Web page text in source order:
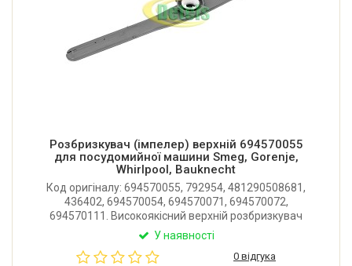
Розбризкувач (імпелер) верхній 694570055
для посудомийної машини Smeg, Gorenje,
Whirlpool, Bauknecht
Код оригіналу: 694570055, 792954, 481290508681,
436402, 694570054, 694570071, 694570072,
694570111. Високоякісний верхній розбризкувач
(імпелер) для посудомийної машини Smeg, Gorenje,
мм. Виробник: Китай.
У наявності
0 відгука